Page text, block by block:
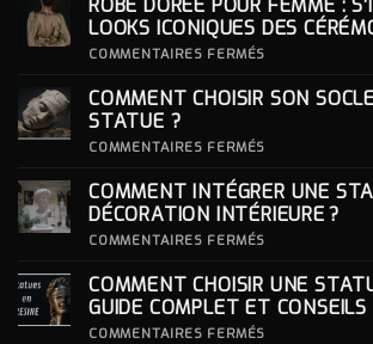
ROBE DORÉE POUR FEMME :
LOOKS ICONIQUES DES
COMMENTAIRES FERMÉS
POUR
ICONIQUES
DES
CÉRÉMONIES
COMMENT CHOISIR SON
STATUE ?
COMMENTAIRES FERMÉS
SON
SOCLE
POUR
COMMENT INTÉGRER UNE
DÉCORATION INTÉRIEURE ?
COMMENTAIRES FERMÉS
UNE
STATUE
À
COMMENT CHOISIR UNE
GUIDE COMPLET ET CONSEILS
COMMENTAIRES FERMÉS